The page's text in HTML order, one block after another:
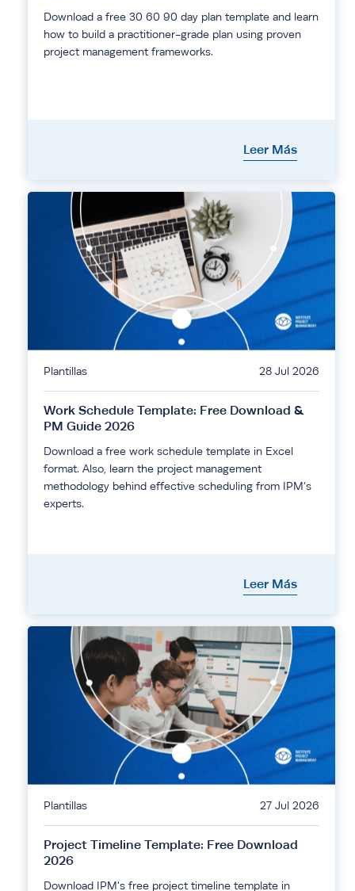
Download a free 30 60 90 day plan template and learn
how to build a practitioner-grade plan using proven
project management frameworks.
Leer Más
Plantillas 28 Jul 2026
Work Schedule Template: Free Download &
PM Guide 2026
Download a free work schedule template in Excel
format. Also, learn the project management
methodology behind effective scheduling from IPM's
experts.
Leer Más
Plantillas 27 Jul 2026
Project Timeline Template: Free Download
2026
Download IPM's free project timeline template in